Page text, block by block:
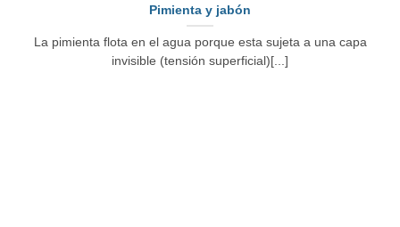
Pimienta y jabón
La pimienta flota en el agua porque esta sujeta a una capa
invisible (tensión superficial)[...]